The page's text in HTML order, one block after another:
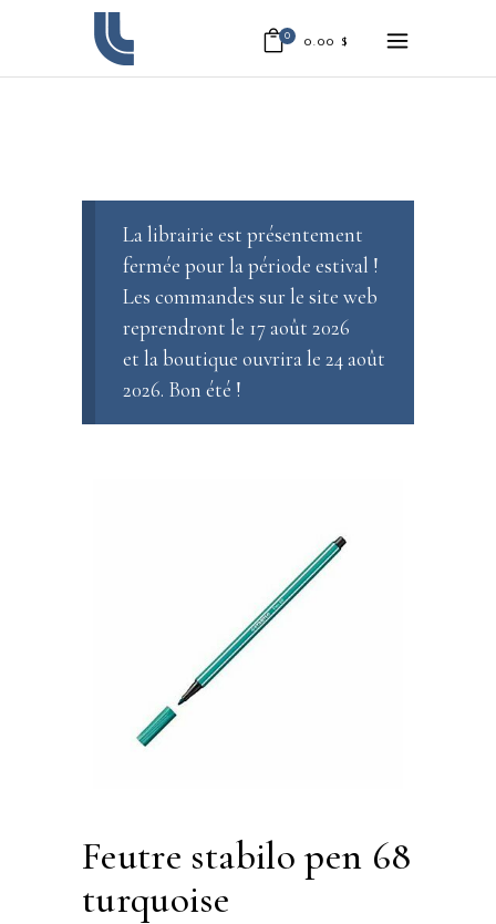
0 0.00 $
La librairie est présentement
fermée pour la période estival !
Les commandes sur le site web
reprendront le 17 août 2026
et la boutique ouvrira le 24 août
2026. Bon été !
feutre stabilo pen 68
turquoise